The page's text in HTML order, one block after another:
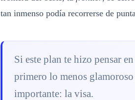
tan inmenso podía recorrerse de
Si este plan te hizo pensar
primero lo menos
importante: la visa.